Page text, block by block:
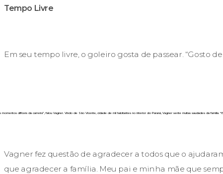
Tempo Livre
Em seu tempo livre, o goleiro gosta de passear. “Gosto
momentos difíceis da carreira”, falou Vagner. Vindo de São Vicente, cidade de mil habitantes no interior do Paraná, Vagner sente muitas saudades da
Vagner fez questão de agradecer a todos que o
que agradecer a família. Meu pai e minha mãe que